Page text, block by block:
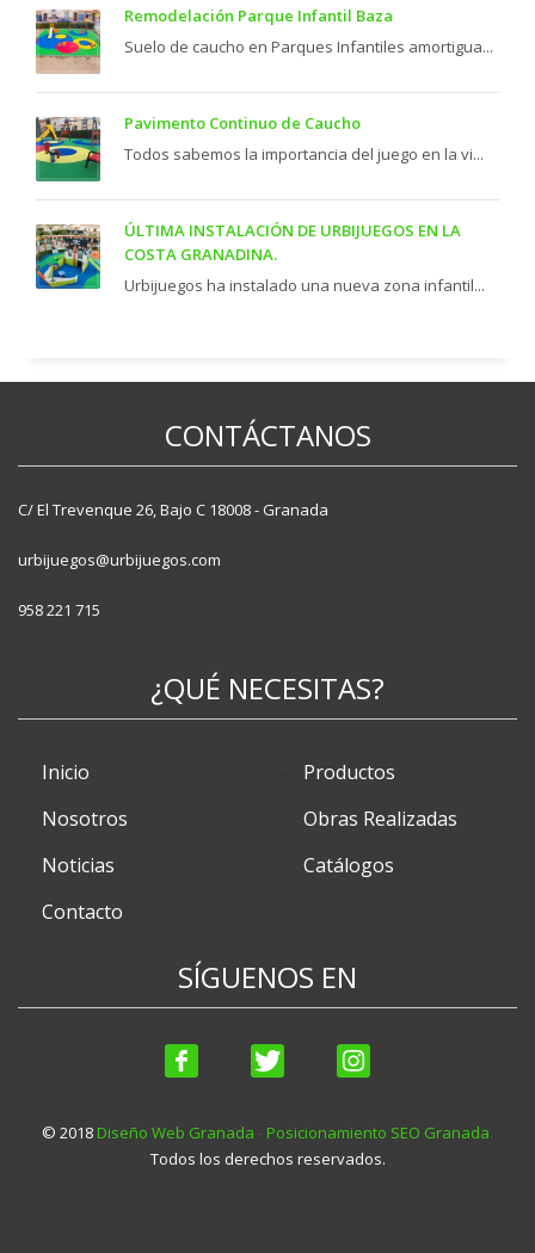
Remodelación Parque Infantil Baza
Suelo de caucho en Parques Infantiles amortigua...
Pavimento Continuo de Caucho
Todos sabemos la importancia del juego en la vi...
ÚLTIMA INSTALACIÓN DE URBIJUEGOS EN LA
COSTA GRANADINA.
Urbijuegos ha instalado una nueva zona infantil...
CONTÁCTANOS
C/ El Trevenque 26, Bajo C 18008 - Granada
urbijuegos@urbijuegos.com
958 221 715
¿QUÉ NECESITAS?
Inicio
Productos
Nosotros
Obras Realizadas
Noticias
Catálogos
Contacto
SÍGUENOS EN
© 2018 Diseño Web Granada Posicionamiento SEO Granada
Todos los derechos reservados.